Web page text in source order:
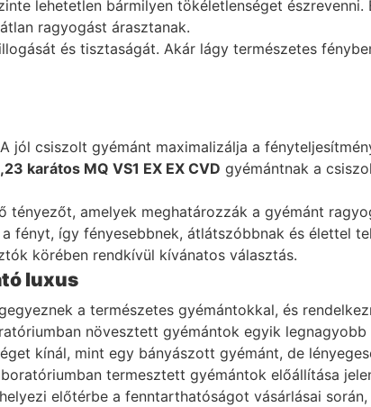
lehetetlen bármilyen tökéletlenséget
ragyogást árasztanak.
és tisztaságát. Akár lágy természetes
jól csiszolt gyémánt maximalizálja a
karátos MQ VS1 EX EX CVD gyémántnak a
amelyek meghatározzák a gyémánt
fényt, így fényesebbnek, átlátszóbbnak és élettel
körében rendkívül kívánatos választás.
luxus
a természetes gyémántokkal, és
növesztett gyémántok egyik
kínál, mint egy bányászott gyémánt, de
termesztett gyémántok előállítása
előtérbe a fenntarthatóságot vásárlásai során,